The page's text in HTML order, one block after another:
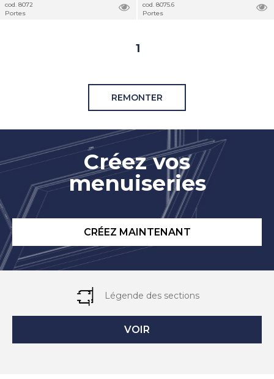
cod. 8072
Portes
cod. 8075.6
Portes
1
REMONTER
Créez vos
menuiseries
CRÉEZ MAINTENANT
Légende des sections
VOIR